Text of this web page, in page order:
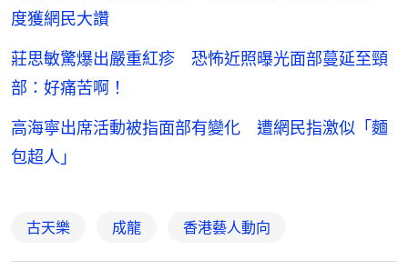
度獲網民大讚
莊思敏驚爆出嚴重紅疹 恐怖近照曝光面部蔓延至頸
部：好痛苦啊！
高海寧出席活動被指面部有變化 遭網民指激似「麵
包超人」
古天樂 成龍 香港藝人動向